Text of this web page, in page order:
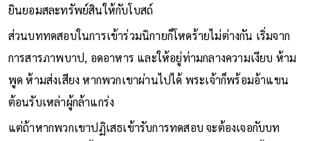
ยินยอมสละทรัพย์สินให้กับโบสถ์
ส่วนบททดสอบในการเข้าร่วมนิกายก็โหดร้ายไม่ต่างกัน เริ่มจาก
การสารภาพบาป, อดอาหาร และให้อยู่ท่ามกลางความเงียบ ห้าม
พูด ห้ามส่งเสียง หากพวกเขาผ่านไปได้ พระเจ้าก็พร้อมอ้าแขน
ต้อนรับเหล่าผู้กล้าแกร่ง
แต่ถ้าหากพวกเขาปฏิเสธเข้ารับการทดสอบ จะต้องเจอกับบท